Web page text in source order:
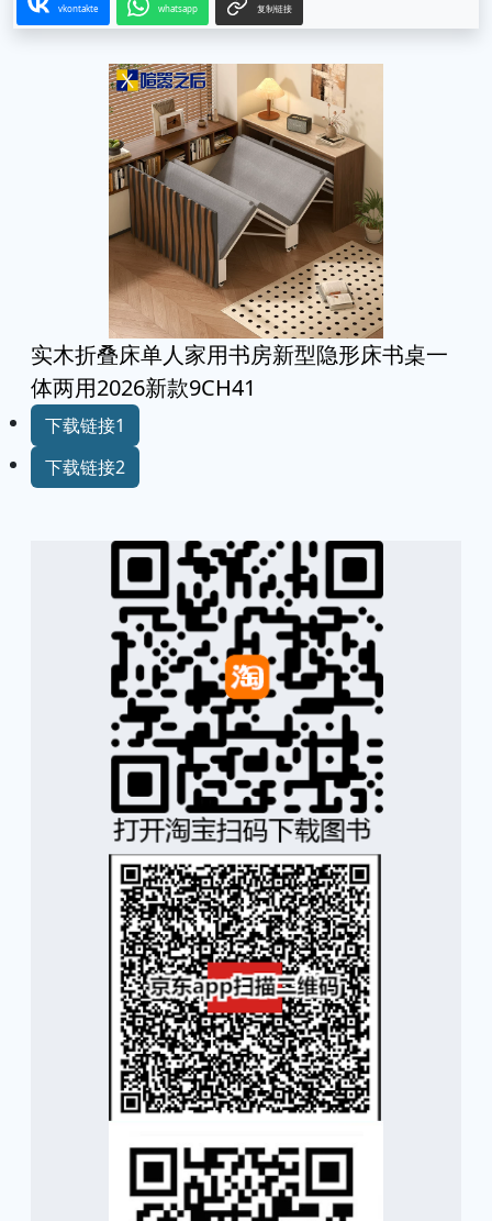
vkontakte whatsapp 复制链接
实木折叠床单人家用书房新型隐形床书桌一
体两用2026新款9CH41
下载链接1
下载链接2